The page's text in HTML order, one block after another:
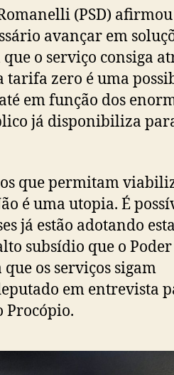
(PSD)
avançar em
o serviço consiga
tarifa zero é uma
em função dos
já disponibiliza
que permitam
é uma utopia. É
já estão adotando esta
subsídio que o
os serviços sigam
em entrevista
Procópio.